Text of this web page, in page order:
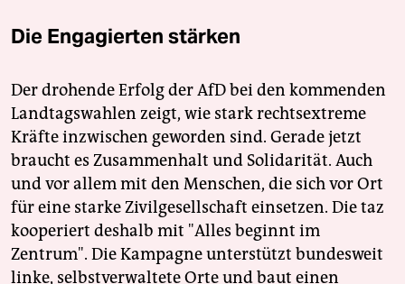
Die Engagierten stärken
Der drohende Erfolg der AfD bei den kommenden
Landtagswahlen zeigt, wie stark rechtsextreme
Kräfte inzwischen geworden sind. Gerade jetzt
braucht es Zusammenhalt und Solidarität. Auch
und vor allem mit den Menschen, die sich vor Ort
für eine starke Zivilgesellschaft einsetzen. Die taz
kooperiert deshalb mit "Alles beginnt im
Zentrum". Die Kampagne unterstützt bundesweit
linke, selbstverwaltete Orte und baut einen